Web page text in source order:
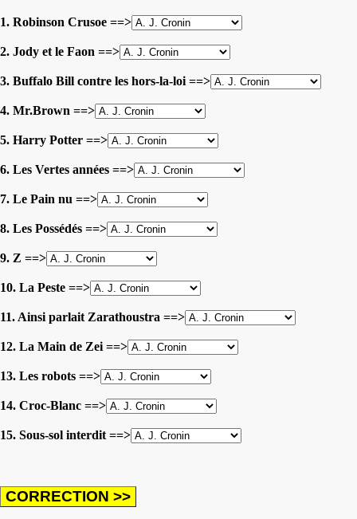
1. Robinson Crusoe ==>
2. Jody et le Faon ==>
3. Buffalo Bill contre les hors-la-loi ==>
4. Mr.Brown ==>
5. Harry Potter ==>
6. Les Vertes années ==>
7. Le Pain nu ==>
8. Les Possédés ==>
9. Z ==>
10. La Peste ==>
11. Ainsi parlait Zarathoustra ==>
12. La Main de Zei ==>
13. Les robots ==>
14. Croc-Blanc ==>
15. Sous-sol interdit ==>